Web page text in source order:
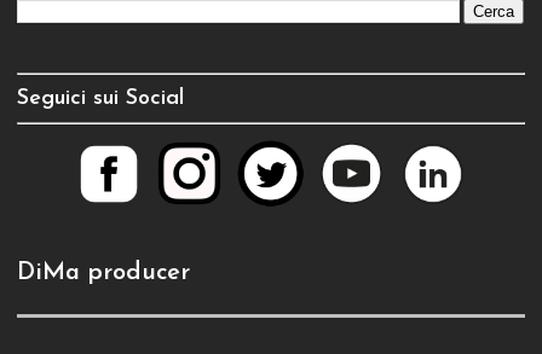
Seguici sui Social
DiMa producer